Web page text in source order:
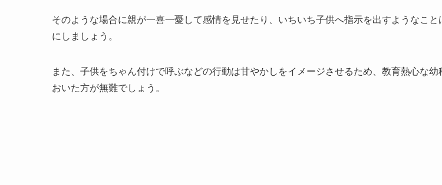
そのような場合に親が一喜一憂して感情を見せたり、いちいち子供へ指示を出すようなこと
にしましょう。
また、子供をちゃん付けで呼ぶなどの行動は甘やかしをイメージさせるため、教育熱心な幼
おいた方が無難でしょう。